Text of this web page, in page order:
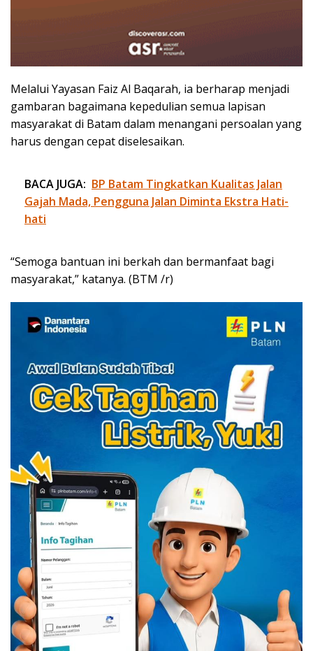
Melalui Yayasan Faiz Al Baqarah, ia berharap menjadi
gambaran bagaimana kepedulian semua lapisan
masyarakat di Batam dalam menangani persoalan yang
harus dengan cepat diselesaikan.
BACA JUGA: BP Batam Tingkatkan Kualitas Jalan
Gajah Mada, Pengguna Jalan Diminta Ekstra Hati-
hati
“Semoga bantuan ini berkah dan bermanfaat bagi
masyarakat,” katanya. (BTM /r)